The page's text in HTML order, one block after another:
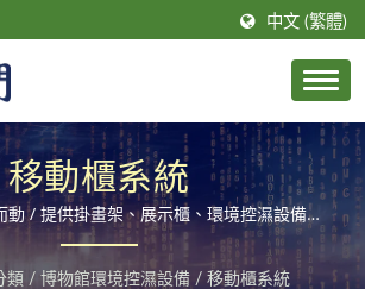
中文 (繁體)
移動櫃系統
動 / 提供掛畫架、展示櫃、環境控濕設備的
整合解決方案。
類 / 博物館環境控濕設備 / 移動櫃系統